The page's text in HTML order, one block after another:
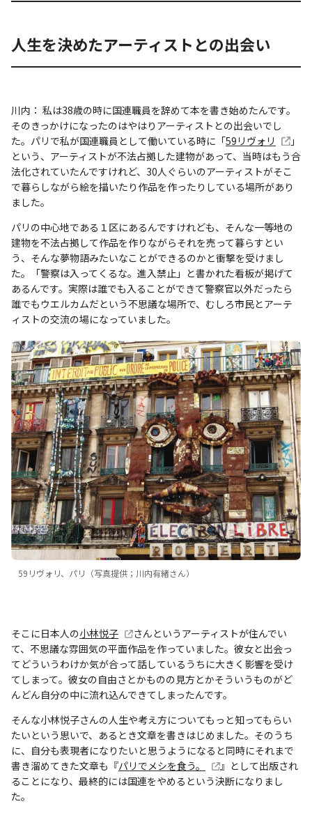
人生を決めたアーティストとの出会い
川内： 私は38歳の時に国連職員を辞めて本を書き始めたんです。
そのきっかけになったのはやはりアーティストとの出会いでし
た。パリで私が国連職員として働いている時に「59リヴォリ
」
という、アーティストが不法占拠した建物があって、当時はもう合
法化されていたんですけれど、30人ぐらいのアーティストがそこ
で暮らしながら絵を描いたり作品を作ったりしている場所があり
ました。
パリの中心地である１区にあるんですけれども、そんな一等地の
建物を不法占拠して作品を作りながらそれを売って暮らすとい
う、そんな夢物語みたいなことができるのかと衝撃を受けまし
た。「警察は入ってくるな。進入禁止」と書かれた看板が掲げて
あるんです。実際は誰でも入ることができて警察官以外だったら
誰でもウエルカムだという不思議な場所で、むしろ市民とアーテ
ィストの交流の場になっていました。
59リヴォリ、パリ（写真提供；川内有緒さん）
そこに日本人の小林悦子
さんというアーティストが住んでい
て、不思議な雰囲気の平面作品を作っていました。彼女と出会っ
てどういうわけか気が合って話しているうちに大きく影響を受け
てしまって。彼女の自由さとかものの見方とかそういうものがど
んどん自分の中に流れ込んできてしまったんです。
そんな小林悦子さんの人生や考え方についてもっと知ってもらい
たいという思いで、あるとき文章を書きはじめました。そのうち
に、自分も表現者になりたいと思うようになると同時にそれまで
書き溜めてきた文章も『パリでメシを食う。
』として出版され
ることになり、最終的には国連をやめるという決断になりまし
た。